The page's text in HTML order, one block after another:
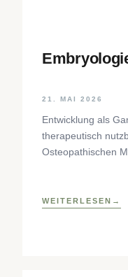
21. MAI 2026
Entwicklung als
therapeutisch
Osteopathischen
Forstner
WEITERLESEN